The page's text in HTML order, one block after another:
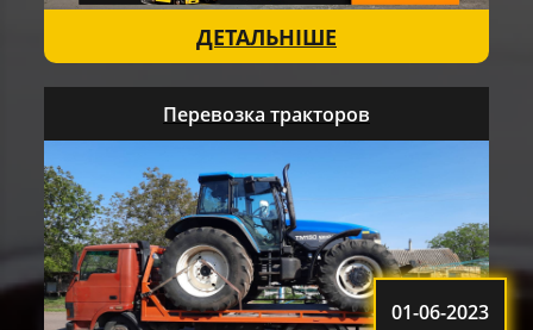
ДЕТАЛЬНІШЕ
01-06-2023
Перевозка тракторов